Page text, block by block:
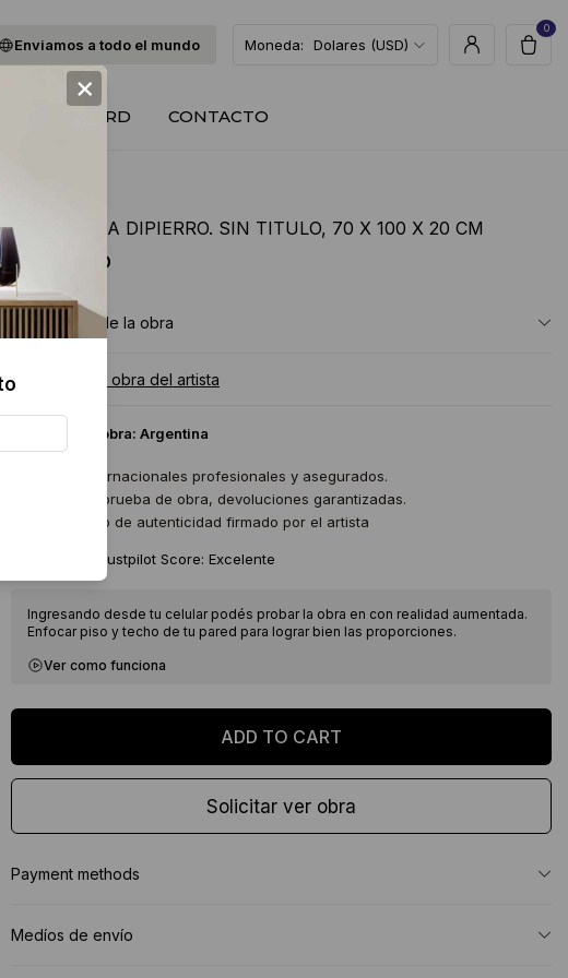
Enviamos a todo el mundo Moneda: Dolares (USD)
0
GIFT CARD CONTACTO
MARCOLINA DIPIERRO. SIN TITULO, 70 X 100 X 20 CM
$2750 USD
Información de la obra
Ver toda la obra del artista
Origen de la obra: Argentina
Envíos internacionales profesionales y asegurados.
7 días de prueba de obra, devoluciones garantizadas.
Certificado de autenticidad firmado por el artista
Trustpilot Score: Excelente
Ingresando desde tu celular podés probar la obra en con realidad aumentada.
Enfocar piso y techo de tu pared para lograr bien las proporciones.
Ver como funciona
Solicitar ver obra
Payment methods
Medíos de envío
×